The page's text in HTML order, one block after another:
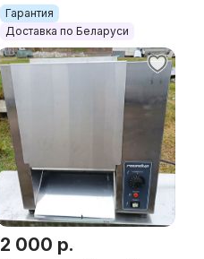
Гарантия
Доставка по Беларуси
2 000 р.